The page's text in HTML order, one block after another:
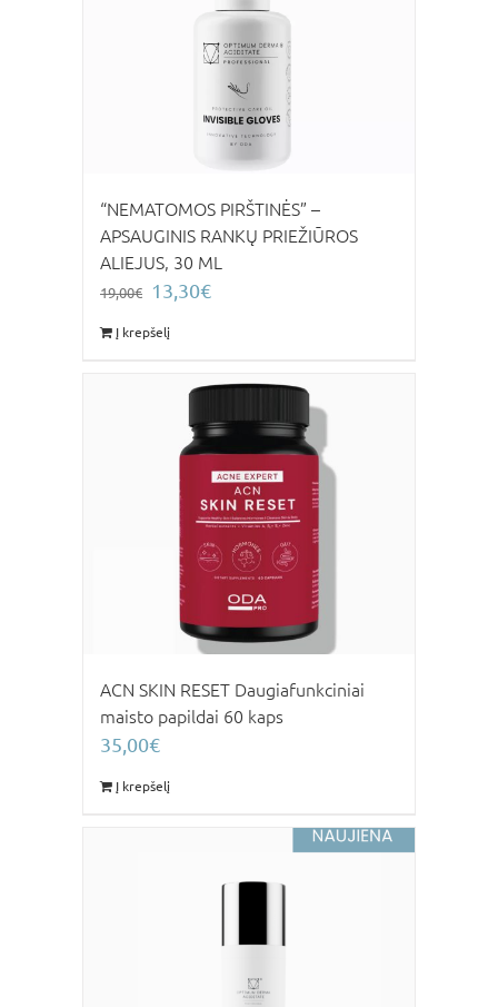
“NEMATOMOS PIRŠTINĖS” –
APSAUGINIS RANKŲ PRIEŽIŪROS
ALIEJUS, 30 ML
19,00€
Original
was:
13,30€Current
Į krepšelį
ACN SKIN RESET Daugiafunkciniai
maisto papildai 60 kaps
35,00€
Į krepšelį